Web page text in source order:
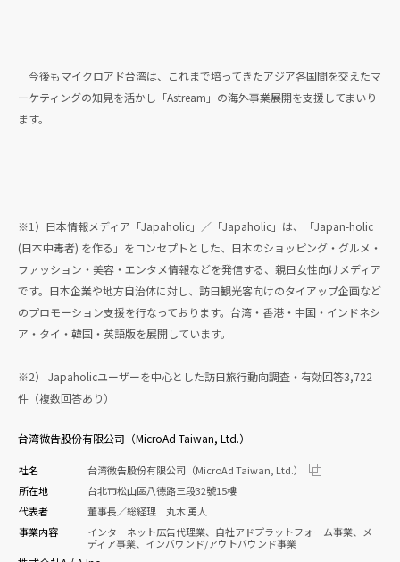
今後もマイクロアド台湾は、これまで培ってきたアジア各国間を交えたマ
ーケティングの知見を活かし「Astream」の海外事業展開を支援してまいり
ます。
※1）日本情報メディア「Japaholic」／「Japaholic」は、「Japan-holic
(日本中毒者) を作る」をコンセプトとした、日本のショッピング・グルメ・
ファッション・美容・エンタメ情報などを発信する、親日女性向けメディア
です。日本企業や地方自治体に対し、訪日観光客向けのタイアップ企画など
のプロモーション支援を行なっております。台湾・香港・中国・インドネシ
ア・タイ・韓国・英語版を展開しています。
※2） Japaholicユーザーを中心とした訪日旅行動向調査・有効回答3,722
件（複数回答あり）
台湾微告股份有限公司（MicroAd Taiwan, Ltd.）
社名
台湾微告股份有限公司（MicroAd Taiwan, Ltd.）
所在地
台北市松山區八德路三段32號15樓
代表者
董事長／総経理 丸木 勇人
事業内容
インターネット広告代理業、自社アドプラットフォーム事業、メ
ディア事業、インバウンド/アウトバウンド事業